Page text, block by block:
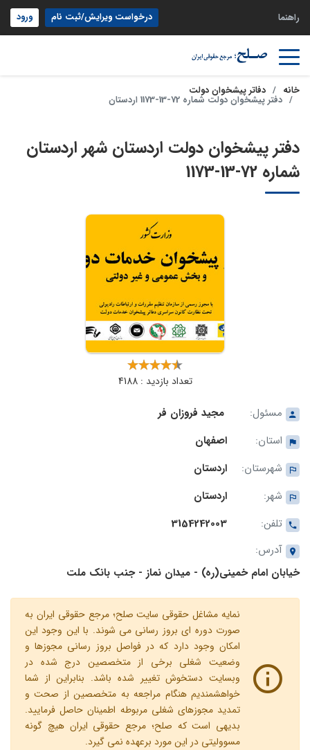
راهنما درخواست ویرایش/ثبت نام ورود
خانه دفاتر پیشخوان دولت
دفتر پیشخوان دولت شماره 72-13-1173 اردستان
دفتر پیشخوان دولت اردستان شهر اردستان
شماره 72-13-1173
تعداد بازدید : 4188
مسئول:
مجید فروزان فر
استان:
اصفهان
شهرستان:
اردستان
شهر:
اردستان
تلفن:
3154242003
آدرس:
خیابان امام خمینی(ره) - میدان نماز - جنب بانک ملت
نمایه مشاغل حقوقی سایت صلح؛ مرجع حقوقی ایران به
صورت دوره ای بروز رسانی می شوند. با این وجود این
امکان وجود دارد که در فواصل بروز رسانی مجوزها و
وضعیت شغلی برخی از متخصصین درج شده در
وبسایت دستخوش تغییر شده باشد. بنابراین از شما
خواهشمندیم هنگام مراجعه به متخصصین از صحت و
تمدید مجوزهای شغلی مربوطه اطمینان حاصل فرمایید.
بدیهی است که صلح؛ مرجع حقوقی ایران هیچ گونه
مسوولیتی در این مورد برعهده نمی گیرد.